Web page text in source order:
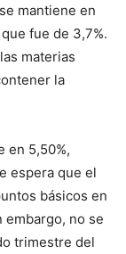
mantiene en
fue de 3,7%.
materias
la
en 5,50%,
espera que el
básicos en
no se
trimestre del